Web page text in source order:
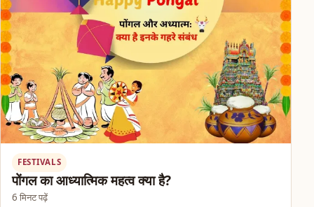
FESTIVALS
पोंगल का आध्यात्मिक महत्व क्या है?
6 मिनट पढ़ें